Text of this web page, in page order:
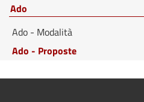
Ado
Ado - Modalità
Ado - Proposte